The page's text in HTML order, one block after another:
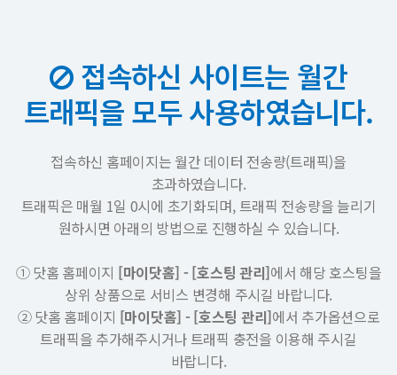
접속하신 사이트는 월간
트래픽을 모두 사용하였습니다.
접속하신 홈페이지는 월간 데이터 전송량(트래픽)을
초과하였습니다.
트래픽은 매월 1일 0시에 초기화되며, 트래픽 전송량을 늘리기
원하시면 아래의 방법으로 진행하실 수 있습니다.
① 닷홈 홈페이지 [마이닷홈] - [호스팅 관리]에서 해당 호스팅을
상위 상품으로 서비스 변경해 주시길 바랍니다.
② 닷홈 홈페이지 [마이닷홈] - [호스팅 관리]에서 추가옵션으로
트래픽을 추가해주시거나 트래픽 충전을 이용해 주시길
바랍니다.